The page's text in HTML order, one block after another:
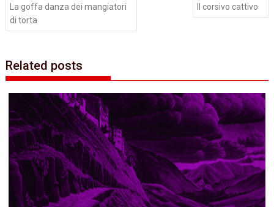
La goffa danza dei mangiatori
di torta
Il corsivo cattivo
Related posts